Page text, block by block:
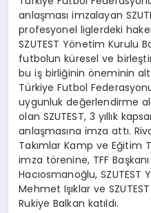
anlaşması imzalayan
profesyonel liglerdeki
SZUTEST Yönetim Kurulu
futbolun küresel ve
bu iş birliğinin öneminin
Türkiye Futbol
uygunluk değerlendirme
olan SZUTEST, 3 yıllık
anlaşmasına imza attı.
Takımlar Kamp ve Eğitim
imza törenine, TFF
Hacıosmanoğlu, SZUTEST
Mehmet Işıklar ve
Rukiye Balkan katıldı.